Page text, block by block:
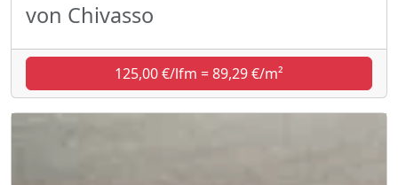
von Chivasso
125,00 €/lfm = 89,29 €/m²